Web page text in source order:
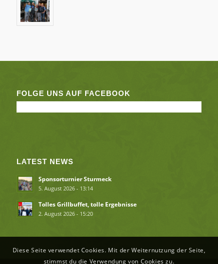
FOLGE UNS AUF FACEBOOK
LATEST NEWS
Sponsorturnier Sturmeck
5. August 2026 - 13:14
Tolles Grillbuffet, tolle Ergebnisse
2. August 2026 - 15:20
Diese Seite verwendet Cookies. Mit der Weiternutzung der Seite,
stimmst du die Verwendung von Cookies zu.